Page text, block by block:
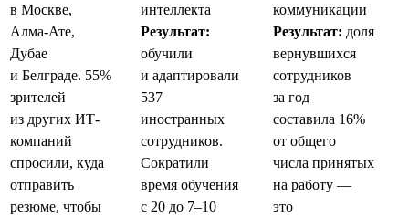
в Москве,
Алма-Ате,
Дубае
и Белграде. 55%
зрителей
из других ИТ-
компаний
спросили, куда
отправить
резюме, чтобы
интеллекта
Результат:
обучили
и адаптировали
537
иностранных
сотрудников.
Сократили
время обучения
с 20 до 7–10
коммуникации
Результат: доля
вернувшихся
сотрудников
за год
составила 16%
от общего
числа принятых
на работу —
это